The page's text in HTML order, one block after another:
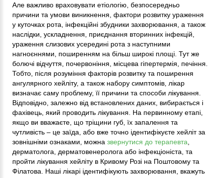
Але важливо враховувати етіологію, безпосередньо
причини та умови виникнення, фактори розвитку ураження
у куточках рота, інфекційні збудники захворювання, а також
наслідки, ускладнення, приєднання вторинних інфекцій,
ураження слизових усередині рота з наступними
нагноєннями, поширенням на більш широкі площі. Тут же
болючі відчуття, почервоніння, місцева гіпертермія, печіння.
Тобто, після розуміння факторів розвитку та поширення
ангулярного хейліту, а також набору симптомів, лікар
визначає саму проблему, її причини та способи лікування.
Відповідно, залежно від встановлених даних, вибирається і
фахівець, який проводить лікування. На первинному етапі,
якщо ви вважаєте, що тріщини губ, їх запалення та
чутливість – це заїда, або вже точно ідентифікуєте хейліт за
зовнішніми ознаками, можна звернутися до терапевта
дерматолога, дерматовенеролога або інфекціоніста, та
пройти лікування хейліту в Кривому Розі на Поштовому та
Філатова. Наші лікарі ідентифікують захворювання, вкажуть